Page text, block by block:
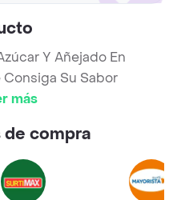
Y Añejado En
Consiga Su Sabor
más
de compra